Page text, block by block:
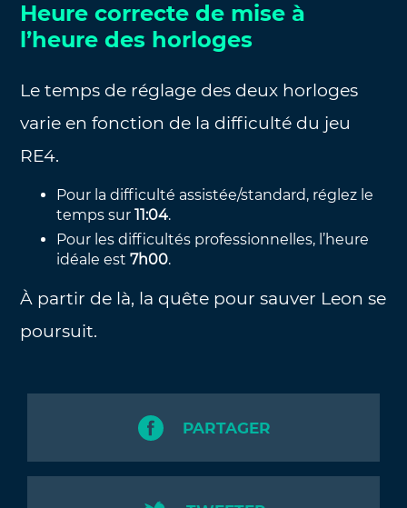
Heure correcte de mise à
l’heure des horloges
Le temps de réglage des deux horloges
varie en fonction de la difficulté du jeu
RE4.
Pour la difficulté assistée/standard, réglez le
temps sur11:04.
Pour les difficultés professionnelles, l’heure
idéale est7h00.
À partir de là, la quête pour sauver Leon se
poursuit.
PARTAGER